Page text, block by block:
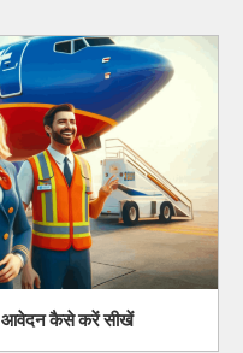
आवेदन कैसे करें सीखें